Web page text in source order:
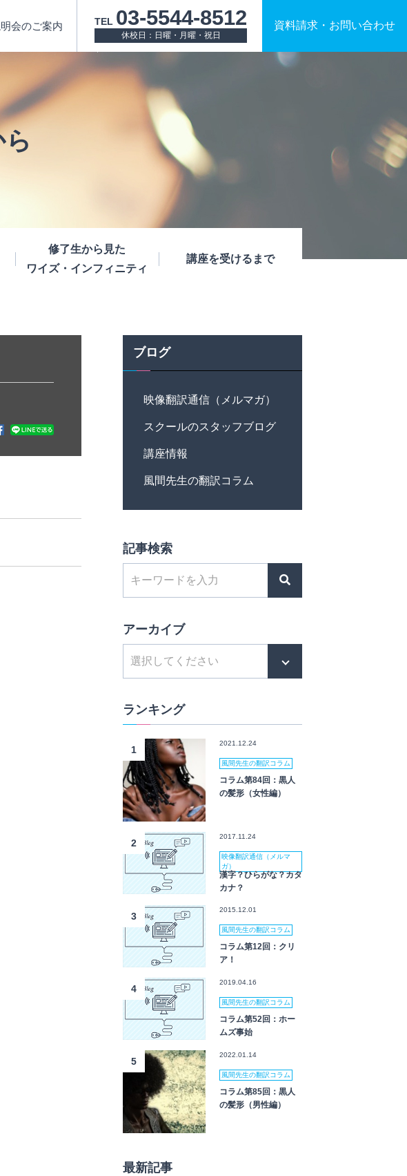
TEL 03-5544-8512
休校日：日曜・月曜・祝日
資料請求 ・ お問い合わせ
修了生から見た
ワイズ・インフィニティ
講座を受けるまで
会のご案内
ブログ
映像翻訳通信（メルマガ）
スクールのスタッフブログ
講座情報
風間先生の翻訳コラム
記事検索
アーカイブ
ランキング
1
2021.12.24
風間先生の翻訳コラム
コラム第84回：黒人
の髪形（女性編）
2
2017.11.24
映像翻訳通信（メルマ
ガ）
漢字？ひらがな？カタ
カナ？
3
2015.12.01
風間先生の翻訳コラム
コラム第12回：クリ
ア！
4
2019.04.16
風間先生の翻訳コラム
コラム第52回：ホー
ムズ事始
5
2022.01.14
風間先生の翻訳コラム
コラム第85回：黒人
の髪形（男性編）
最新記事